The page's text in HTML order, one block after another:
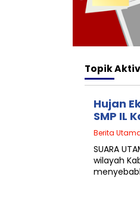
Topik
Hujan
SMP IL
Berita
SUARA
wilayah